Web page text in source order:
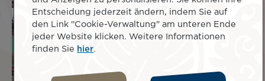
Entscheidung jederzeit ändern, indem Sie auf
den Link "Cookie-Verwaltung" am unteren Ende
jeder Website klicken. Weitere Informationen
finden Sie hier